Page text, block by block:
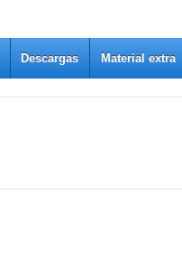
Descargas Material extra